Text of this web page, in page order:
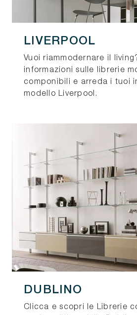
LIVERPOOL
Vuoi riammodernare il
informazioni sulle librerie
componibili e arreda i tuoi
modello Liverpool.
DUBLINO
Clicca e scopri le Librerie